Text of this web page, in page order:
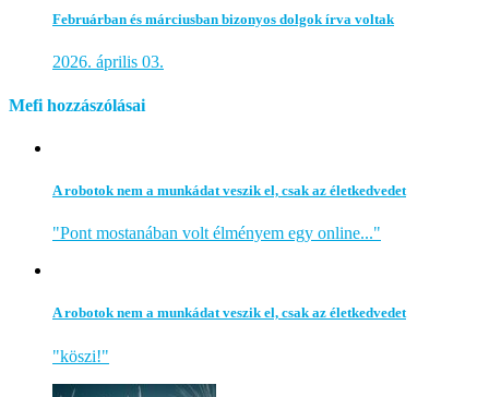
Februárban és márciusban bizonyos dolgok írva voltak
2026. április 03.
Mefi hozzászólásai
A robotok nem a munkádat veszik el, csak az életkedvedet
"Pont mostanában volt élményem egy online..."
A robotok nem a munkádat veszik el, csak az életkedvedet
"köszi!"